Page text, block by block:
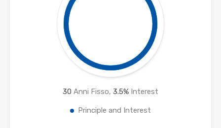
30 Anni Fisso, 3.5% Interest
Principle and Interest